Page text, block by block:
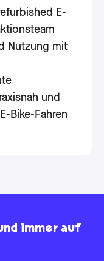
E-
Nutzung mit
und
Bike-Fahren
immer auf